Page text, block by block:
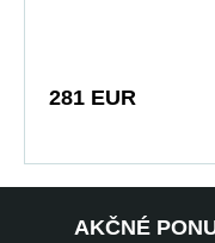
281 EUR
AKČNÉ